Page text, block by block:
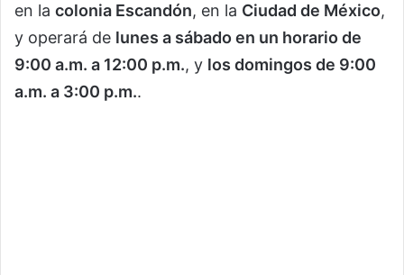
en la colonia Escandón, en la Ciudad de México,
y operará de lunes a sábado en un horario de
9:00 a.m. a 12:00 p.m., y los domingos de 9:00
a.m. a 3:00 p.m..